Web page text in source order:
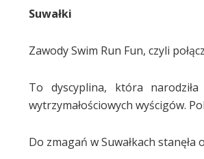
Suwałki
Zawody Swim Run Fun, czyli
To dyscyplina, która
wytrzymałościowych wyścigów.
Do zmagań w Suwałkach stanęła